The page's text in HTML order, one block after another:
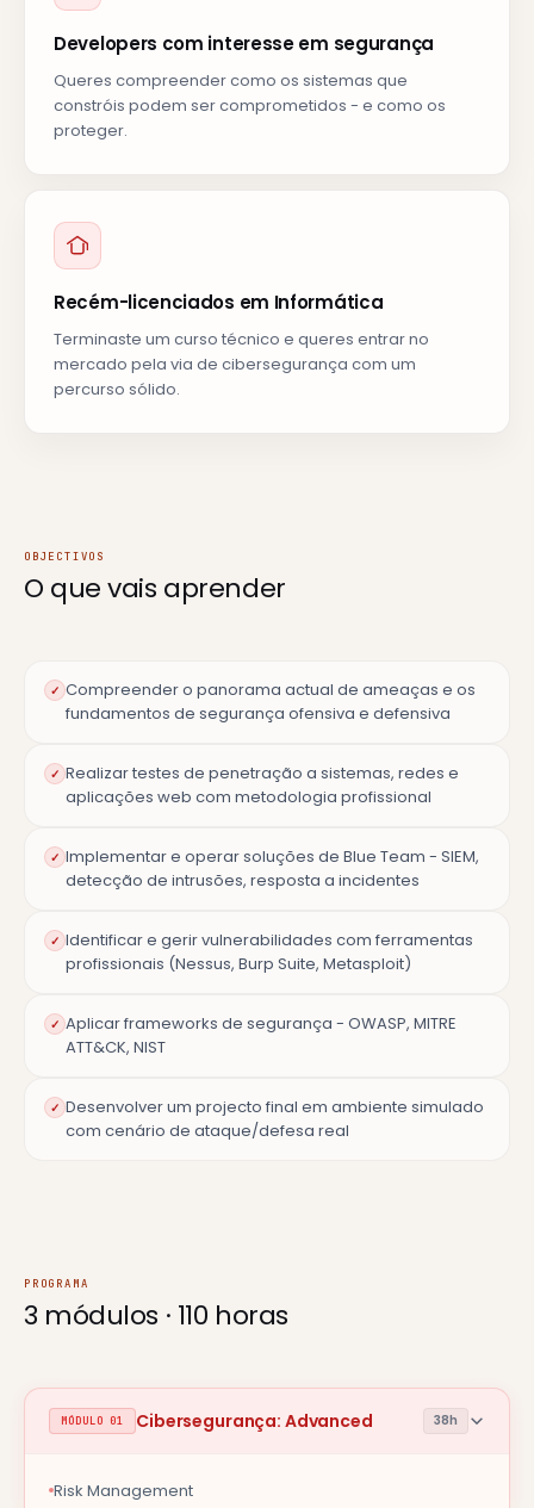
Developers com interesse em segurança
Queres compreender como os sistemas que
constróis podem ser comprometidos - e como os
proteger.
Recém-licenciados em Informática
Terminaste um curso técnico e queres entrar no
mercado pela via de cibersegurança com um
percurso sólido.
OBJECTIVOS
O que vais aprender
✓ Compreender o panorama actual de ameaças e os
fundamentos de segurança ofensiva e defensiva
✓ Realizar testes de penetração a sistemas, redes e
aplicações web com metodologia profissional
✓ Implementar e operar soluções de Blue Team - SIEM,
detecção de intrusões, resposta a incidentes
✓ Identificar e gerir vulnerabilidades com ferramentas
profissionais (Nessus, Burp Suite, Metasploit)
✓ Aplicar frameworks de segurança - OWASP, MITRE
ATT&CK, NIST
✓ Desenvolver um projecto final em ambiente simulado
com cenário de ataque/defesa real
PROGRAMA
3 módulos · 110 horas
MÓDULO 01 Cibersegurança: Advanced 38h
Risk Management